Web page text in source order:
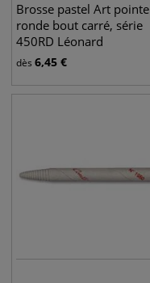
Brosse pastel Art pointe
ronde bout carré, série
450RD Léonard
dès 6,45 €